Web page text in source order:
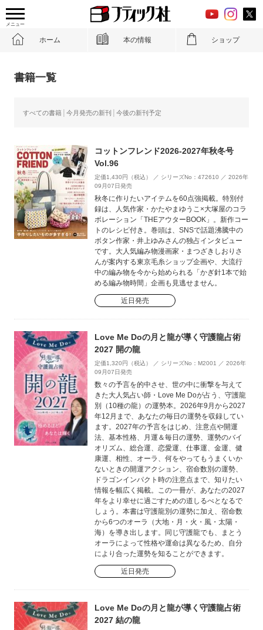
メニュー
ホーム 本の情報 ショップ
書籍一覧
すべての書籍 今月発売の新刊 今後の新刊予定
コットンフレンド2026-2027年秋冬号
Vol.96
定価1,430円（税込） ／ シリーズNo：472610 ／ 2026年
09月07日発売
秋冬に作りたいアイテムを60点強掲載。特別付
録は、人気作家・かたやまゆうこ×大塚屋のコラ
ボレーション「THEアウターBOOK」。新作コー
トのレシピ付き。巻頭は、SNSで話題沸騰中の
ボタン作家・井上ゆみさんの独占インタビュー
です。大人気編み物漫画家・まつざきしおりさ
んが案内する東京毛糸ショップ企画や、大流行
中の編み物を今から始められる「かぎ針1本で始
める編み物時間」企画も見逃せません。
近日発売
Love Me Doの月と龍が導く守護龍占術
2027 開の龍
定価1,320円（税込） ／ シリーズNo：M2001 ／ 2026年
09月07日発売
数々の予言を的中させ、世の中に衝撃を与えて
きた大人気占い師・Love Me Doが占う、守護龍
別（10種の龍）の運勢本。2026年9月から2027
年12月まで、あなたの毎日の運勢を収録してい
ます。2027年の予言をはじめ、注意点や開運
法、基本性格、月運＆毎日の運勢、運勢のバイ
オリズム、総合運、恋愛運、仕事運、金運、健
康運、相性、オーラ、何をやってもうまくいか
ないときの開運アクション、宿命数別の運勢、
ドラゴンインパクト時の注意点まで、知りたい
情報を幅広く掲載。この一冊が、あなたの2027
年をより幸せに過ごすための道しるべとなるで
しょう。本書は守護龍別の運勢に加え、宿命数
から6つのオーラ（大地・月・火・風・太陽・
海）を導き出します。同じ守護龍でも、まとう
オーラによって性格や運命は異なるため、自分
により合った運勢を知ることができます。
近日発売
Love Me Doの月と龍が導く守護龍占術
2027 結の龍